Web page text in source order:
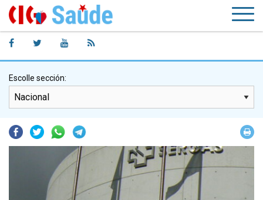
Escolle sección:
Facebook
TwitterWhatsapp